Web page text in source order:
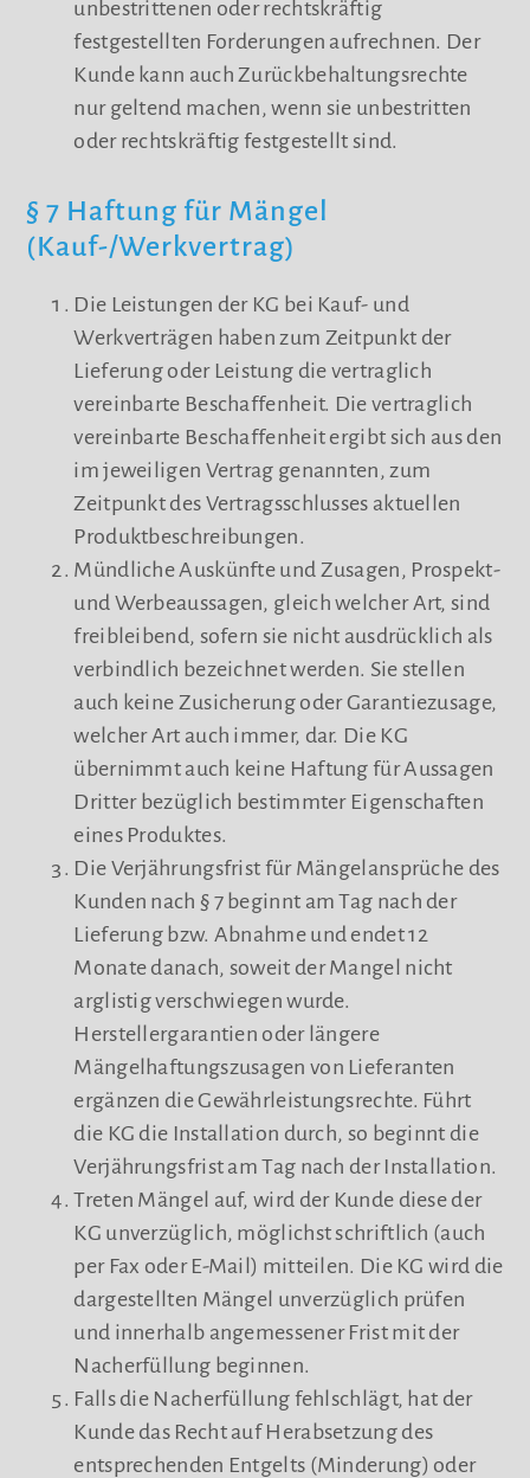
unbestrittenen oder rechtskräftig
festgestellten Forderungen aufrechnen. Der
Kunde kann auch Zurückbehaltungsrechte
nur geltend machen, wenn sie unbestritten
oder rechtskräftig festgestellt sind.
§ 7 Haftung für Mängel
(Kauf-/Werkvertrag)
Die Leistungen der KG bei Kauf- und
Werkverträgen haben zum Zeitpunkt der
Lieferung oder Leistung die vertraglich
vereinbarte Beschaffenheit. Die vertraglich
vereinbarte Beschaffenheit ergibt sich aus den
im jeweiligen Vertrag genannten, zum
Zeitpunkt des Vertragsschlusses aktuellen
Produktbeschreibungen.
Mündliche Auskünfte und Zusagen, Prospekt-
und Werbeaussagen, gleich welcher Art, sind
freibleibend, sofern sie nicht ausdrücklich als
verbindlich bezeichnet werden. Sie stellen
auch keine Zusicherung oder Garantiezusage,
welcher Art auch immer, dar. Die KG
übernimmt auch keine Haftung für Aussagen
Dritter bezüglich bestimmter Eigenschaften
eines Produktes.
Die Verjährungsfrist für Mängelansprüche des
Kunden nach § 7 beginnt am Tag nach der
Lieferung bzw. Abnahme und endet 12
Monate danach, soweit der Mangel nicht
arglistig verschwiegen wurde.
Herstellergarantien oder längere
Mängelhaftungszusagen von Lieferanten
ergänzen die Gewährleistungsrechte. Führt
die KG die Installation durch, so beginnt die
Verjährungsfrist am Tag nach der Installation.
Treten Mängel auf, wird der Kunde diese der
KG unverzüglich, möglichst schriftlich (auch
per Fax oder E-Mail) mitteilen. Die KG wird die
dargestellten Mängel unverzüglich prüfen
und innerhalb angemessener Frist mit der
Nacherfüllung beginnen.
Falls die Nacherfüllung fehlschlägt, hat der
Kunde das Recht auf Herabsetzung des
entsprechenden Entgelts (Minderung) oder